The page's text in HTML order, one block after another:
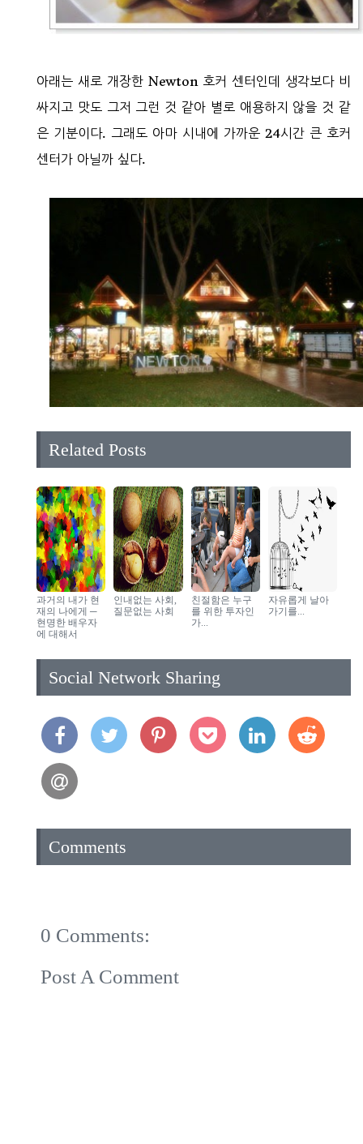
아래는 새로 개장한 Newton 호커 센터인데 생각보다 비
싸지고 맛도 그저 그런 것 같아 별로 애용하지 않을 것 같
은 기분이다. 그래도 아마 시내에 가까운 24시간 큰 호커
센터가 아닐까 싶다.
Related Posts
과거의 내가 현
재의 나에게 ─
현명한 배우자
에 대해서
인내없는 사회,
질문없는 사회
친절함은 누구
를 위한 투자인
가...
자유롭게 날아
가기를...
Social Network Sharing
Comments
0 Comments:
Post A Comment